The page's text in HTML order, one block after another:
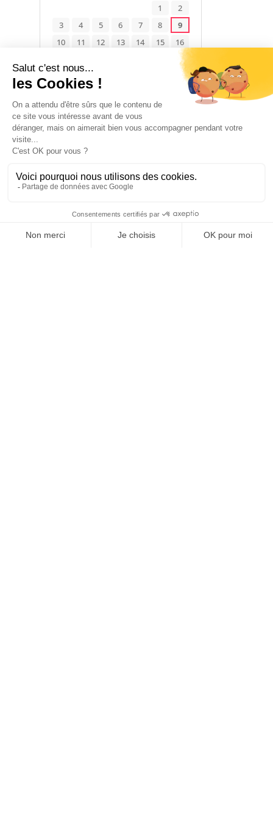
1
2
3
4 5 6 7 8
9
10
11 12 13 14 15
16
23
26
30
Disponible Occupé Non renseigné
POUR PASSER LA NUIT